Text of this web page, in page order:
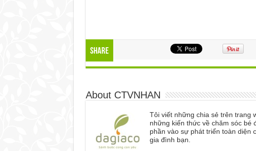
Share
About CTVNHAN
Tôi viết những chia sẻ trên trang
những kiến thức về chăm sóc bé
phần vào sự phát triển toàn diện
gia đình bạn.